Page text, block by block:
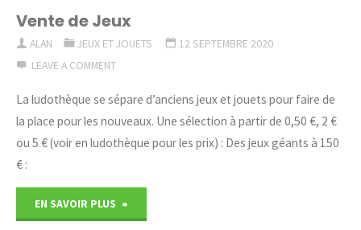
Ricochet
et
Crew"
Vente de Jeux
ALAN JEUX ET JOUETS
12 SEPTEMBRE 2020
LEAVE A COMMENT
La ludothèque se sépare d’anciens jeux et jouets pour faire de
la place pour les nouveaux. Une sélection à partir de 0,50 €, 2 €
ou 5 € (voir en ludothèque pour les prix) : Des jeux géants à 150
€ :
EN SAVOIR PLUS